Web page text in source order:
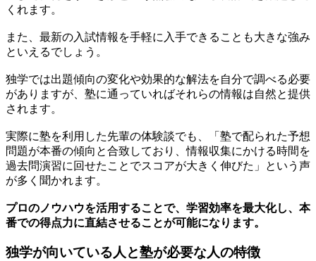
くれます。
また、最新の入試情報を手軽に入手できることも大きな強み
といえるでしょう。
独学では出題傾向の変化や効果的な解法を自分で調べる必要
がありますが、塾に通っていればそれらの情報は自然と提供
されます。
実際に塾を利用した先輩の体験談でも、「塾で配られた予想
問題が本番の傾向と合致しており、情報収集にかける時間を
過去問演習に回せたことでスコアが大きく伸びた」という声
が多く聞かれます。
プロのノウハウを活用することで、学習効率を最大化し、本
番での得点力に直結させることが可能になります。
独学が向いている人と塾が必要な人の特徴